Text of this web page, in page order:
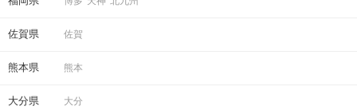
佐賀県 佐賀
熊本県 熊本
大分県 大分